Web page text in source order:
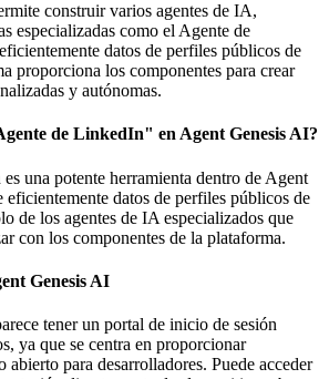
construir varios agentes de IA,
especializadas como el Agente de
datos de perfiles públicos de
proporciona los componentes para crear
y autónomas.
de LinkedIn" en Agent Genesis AI?
una potente herramienta dentro de Agent
eficientemente datos de perfiles públicos de
de los agentes de IA especializados que
con los componentes de la plataforma.
Genesis AI
tener un portal de inicio de sesión
ya que se centra en proporcionar
abierto para desarrolladores. Puede acceder